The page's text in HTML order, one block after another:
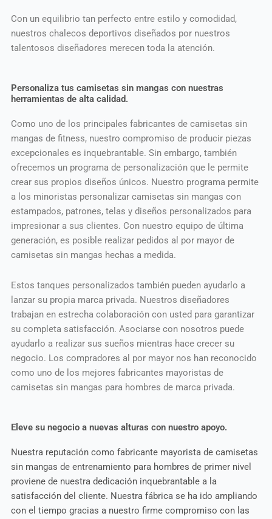
Con un equilibrio tan perfecto entre estilo y comodidad,
nuestros chalecos deportivos diseñados por nuestros
talentosos diseñadores merecen toda la atención.
Personaliza tus camisetas sin mangas con nuestras
herramientas de alta calidad.
Como uno de los principales fabricantes de camisetas sin
mangas de fitness, nuestro compromiso de producir piezas
excepcionales es inquebrantable. Sin embargo, también
ofrecemos un programa de personalización que le permite
crear sus propios diseños únicos. Nuestro programa permite
a los minoristas personalizar camisetas sin mangas con
estampados, patrones, telas y diseños personalizados para
impresionar a sus clientes. Con nuestro equipo de última
generación, es posible realizar pedidos al por mayor de
camisetas sin mangas hechas a medida.
Estos tanques personalizados también pueden ayudarlo a
lanzar su propia marca privada. Nuestros diseñadores
trabajan en estrecha colaboración con usted para garantizar
su completa satisfacción. Asociarse con nosotros puede
ayudarlo a realizar sus sueños mientras hace crecer su
negocio. Los compradores al por mayor nos han reconocido
como uno de los mejores fabricantes mayoristas de
camisetas sin mangas para hombres de marca privada.
Eleve su negocio a nuevas alturas con nuestro apoyo.
Nuestra reputación como fabricante mayorista de camisetas
sin mangas de entrenamiento para hombres de primer nivel
proviene de nuestra dedicación inquebrantable a la
satisfacción del cliente. Nuestra fábrica se ha ido ampliando
con el tiempo gracias a nuestro firme compromiso con las